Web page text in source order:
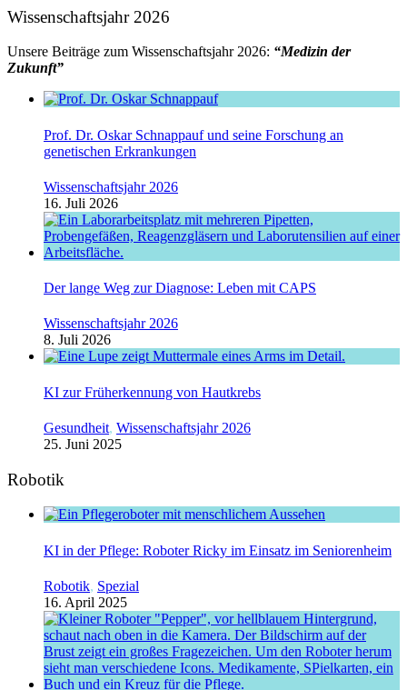
Wissenschaftsjahr 2026
Unsere Beiträge zum Wissenschaftsjahr 2026: “Medizin der
Zukunft”
Prof. Dr. Oskar Schnappauf und seine Forschung an
genetischen Erkrankungen
Wissenschaftsjahr 2026
16. Juli 2026
Der lange Weg zur Diagnose: Leben mit CAPS
Wissenschaftsjahr 2026
8. Juli 2026
KI zur Früherkennung von Hautkrebs
Gesundheit, Wissenschaftsjahr 2026
25. Juni 2025
Robotik
KI in der Pflege: Roboter Ricky im Einsatz im Seniorenheim
Robotik, Spezial
16. April 2025